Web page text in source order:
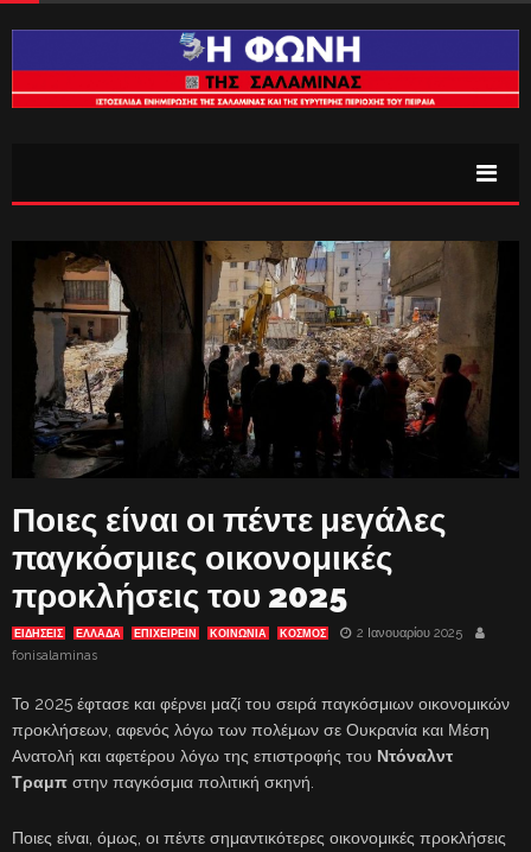
Ποιες είναι οι πέντε μεγάλες
παγκόσμιες οικονομικές
προκλήσεις του 2025
ΕΙΔΗΣΕΙΣ ΕΛΛΑΔΑ ΕΠΙΧΕΙΡΕΙΝ ΚΟΙΝΩΝΙΑ ΚΟΣΜΟΣ
2 Ιανουαρίου 2025
fonisalaminas
Το 2025 έφτασε και φέρνει μαζί του σειρά παγκόσμιων οικονομικών
προκλήσεων, αφενός λόγω των πολέμων σε Ουκρανία και Μέση
Ανατολή και αφετέρου λόγω της επιστροφής του Ντόναλντ
Τραμπ στην παγκόσμια πολιτική σκηνή.
Ποιες είναι, όμως, οι πέντε σημαντικότερες οικονομικές προκλήσεις